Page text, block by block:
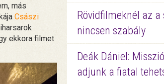
más
Császi
ekkora filmet
Rövidfilmeknél az a
nincsen szabály
Deák Dániel:
adjunk a fiatal